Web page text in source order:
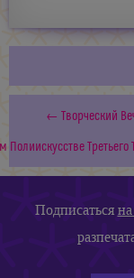
← Творческий
Подписаться